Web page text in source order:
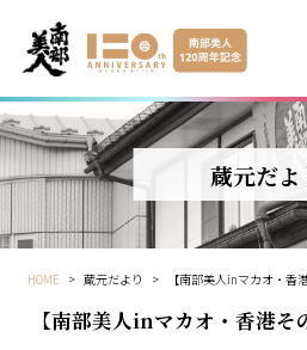
蔵元だよ
HOME > 蔵元だより > 【南部美人inマカオ・香
【南部美人inマカオ・香港そ